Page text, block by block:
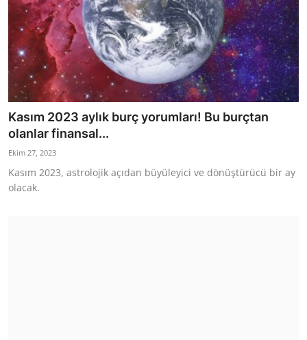
Kasım 2023 aylık burç yorumları! Bu burçtan
olanlar finansal...
Ekim 27, 2023
Kasım 2023, astrolojik açıdan büyüleyici ve dönüştürücü bir ay
olacak.